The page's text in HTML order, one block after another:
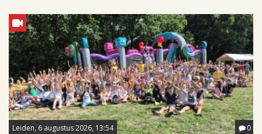
Leiden, 6 augustus 2026, 13:54 0